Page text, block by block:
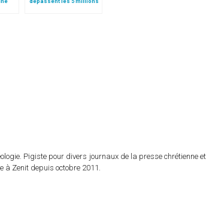
Pigiste pour divers journaux de la presse chrétienne
à Zenit depuis octobre 2011.